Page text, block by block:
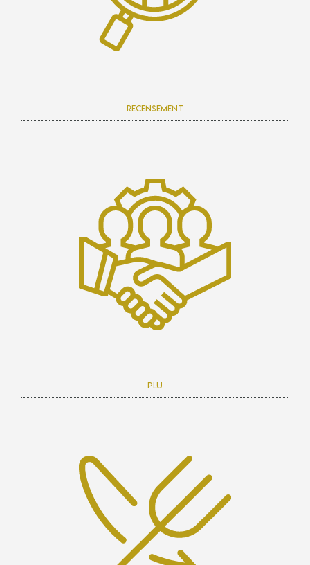
Recensement
PLU